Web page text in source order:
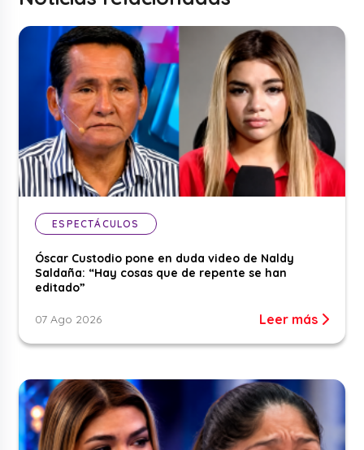
ESPECTÁCULOS
Óscar Custodio pone en duda video de Naldy
Saldaña: “Hay cosas que de repente se han
editado”
07 Ago 2026 Leer más